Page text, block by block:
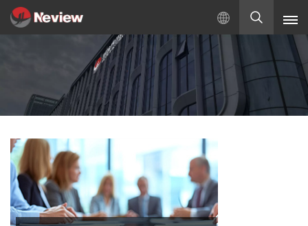
Русский
Русский
Español
Türkçe
بالعربية